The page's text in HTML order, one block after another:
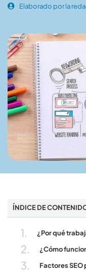
Elaborado por la
ÍNDICE DE
¿Por qué
¿Cómo
Factores SEO